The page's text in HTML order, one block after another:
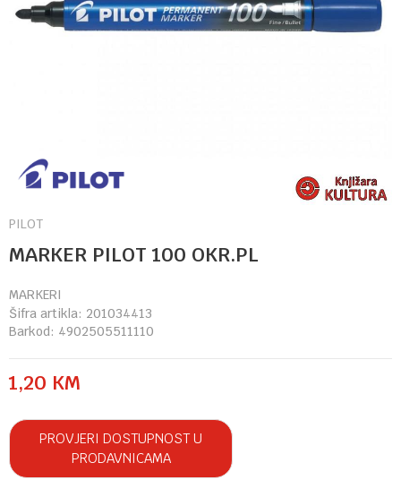
PILOT
MARKER PILOT 100 OKR.PL
MARKERI
Šifra artikla: 201034413
Barkod: 4902505511110
1,20 KM
PROVJERI DOSTUPNOST U
PRODAVNICAMA